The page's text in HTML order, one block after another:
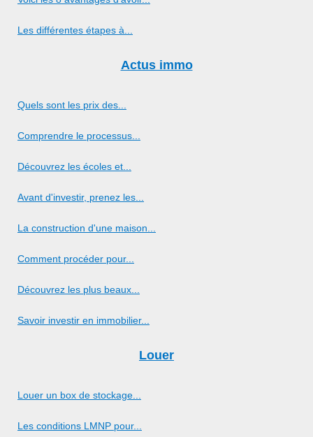
Les différentes étapes à...
Actus immo
Quels sont les prix des...
Comprendre le processus...
Découvrez les écoles et...
Avant d'investir, prenez les...
La construction d'une maison...
Comment procéder pour...
Découvrez les plus beaux...
Savoir investir en immobilier...
Louer
Louer un box de stockage...
Les conditions LMNP pour...